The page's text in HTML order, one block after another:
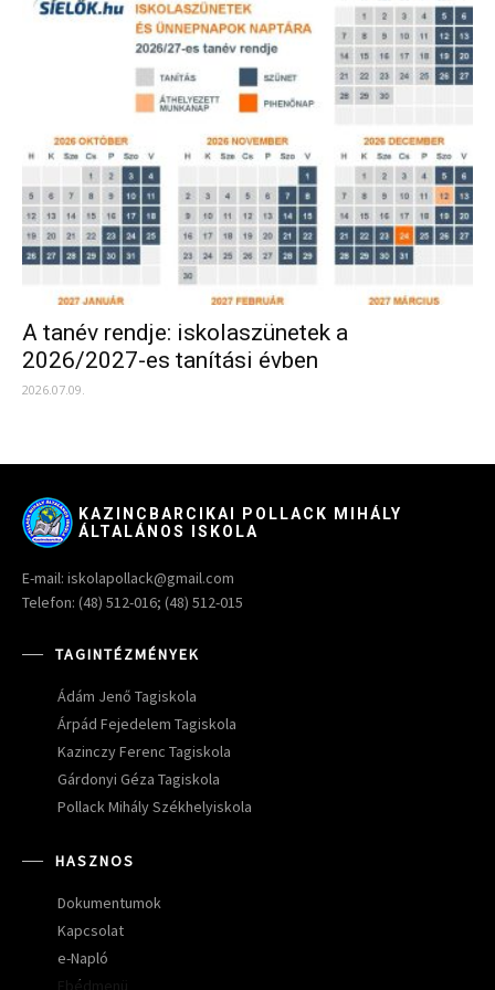
A tanév rendje: iskolaszünetek a
2026/2027-es tanítási évben
2026.07.09.
KAZINCBARCIKAI POLLACK MIHÁLY
ÁLTALÁNOS ISKOLA
E-mail: iskolapollack@gmail.com
Telefon: (48) 512-016; (48) 512-015
TAGINTÉZMÉNYEK
Ádám Jenő Tagiskola
Árpád Fejedelem Tagiskola
Kazinczy Ferenc Tagiskola
Gárdonyi Géza Tagiskola
Pollack Mihály Székhelyiskola
HASZNOS
Dokumentumok
Kapcsolat
e-Napló
Ebédmenü